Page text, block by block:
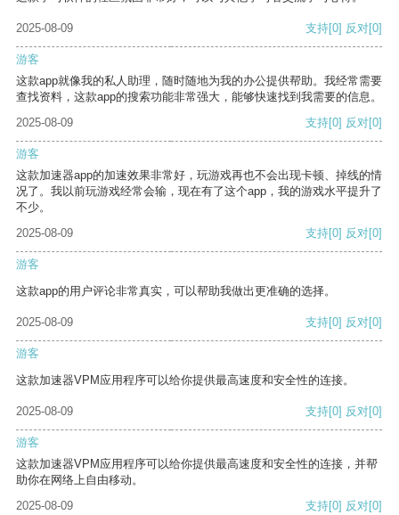
2025-08-09 支持[0] 反对[0]
游客
这款app就像我的私人助理，随时随地为我的办公提供帮助。我经常需要
查找资料，这款app的搜索功能非常强大，能够快速找到我需要的信息。
2025-08-09
支持[0] 反对[0]
游客
这款加速器app的加速效果非常好，玩游戏再也不会出现卡顿、掉线的情
况了。我以前玩游戏经常会输，现在有了这个app，我的游戏水平提升了
不少。
2025-08-09
支持[0] 反对[0]
游客
这款app的用户评论非常真实，可以帮助我做出更准确的选择。
2025-08-09 支持[0] 反对[0]
游客
这款加速器VPM应用程序可以给你提供最高速度和安全性的连接。
2025-08-09 支持[0] 反对[0]
游客
这款加速器VPM应用程序可以给你提供最高速度和安全性的连接，并帮
助你在网络上自由移动。
2025-08-09
支持[0] 反对[0]